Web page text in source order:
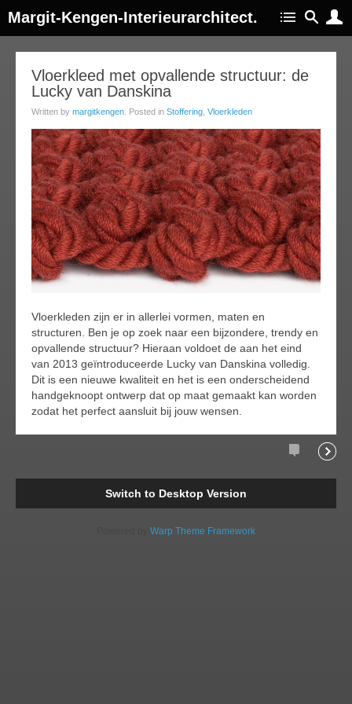
Margit-Kengen-Interieurarchitect.
Vloerkleed met opvallende structuur: de
Lucky van Danskina
Written by margitkengen . Posted in Stoffering Vloerkleden
Vloerkleden zijn er in allerlei vormen, maten en
structuren. Ben je op zoek naar een bijzondere, trendy en
opvallende structuur? Hieraan voldoet de aan het eind
van 2013 geïntroduceerde Lucky van Danskina volledig.
Dit is een nieuwe kwaliteit en het is een onderscheidend
handgeknoopt ontwerp dat op maat gemaakt kan worden
zodat het perfect aansluit bij jouw wensen.
Comments
Switch to Desktop Version
Warp Theme Framework